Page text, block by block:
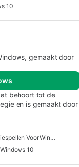
10
gemaakt door
behoort tot de
en is gemaakt door
Multiplayer Strategiespellen Voor Windows
10